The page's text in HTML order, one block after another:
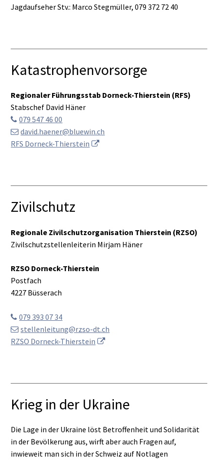
Jagdaufseher Stv.: Marco Stegmüller, 079 372 72 40
Katastrophenvorsorge
Regionaler Führungsstab Dorneck-Thierstein (RFS)
Stabschef David Häner
079 547 46 00
david.haener@bluewin.ch
RFS Dorneck-Thierstein
Zivilschutz
Regionale Zivilschutzorganisation Thierstein (RZSO)
Zivilschutzstellenleiterin Mirjam Häner
RZSO Dorneck-Thierstein
Postfach
4227 Büsserach
079 393 07 34
stellenleitung@rzso-dt.ch
RZSO Dorneck-Thierstein
Krieg in der Ukraine
Die Lage in der Ukraine löst Betroffenheit und Solidarität
in der Bevölkerung aus, wirft aber auch Fragen auf,
inwieweit man sich in der Schweiz auf Notlagen